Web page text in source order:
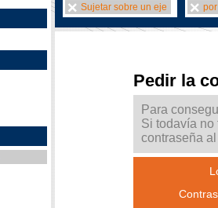
Sujetar sobre un eje
Pedir la
Para
Si todavía no
contraseña